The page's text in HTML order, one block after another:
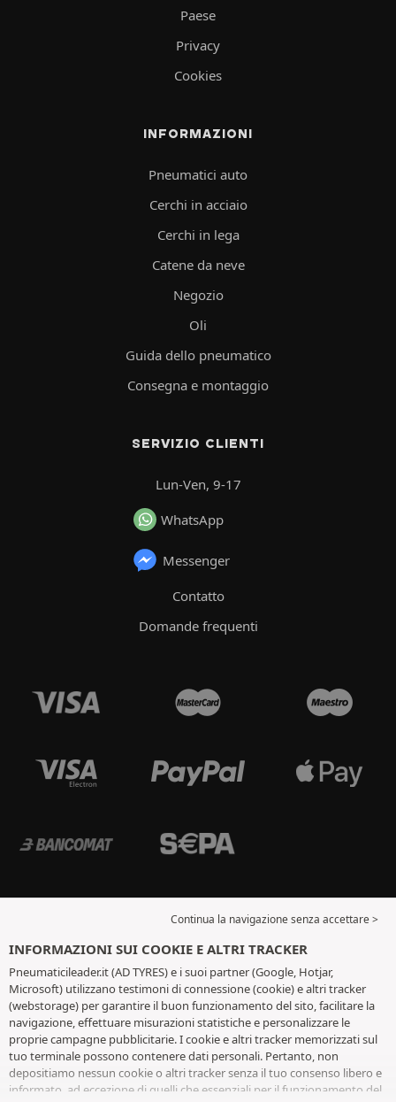
Paese
Privacy
Cookies
INFORMAZIONI
Pneumatici auto
Cerchi in acciaio
Cerchi in lega
Catene da neve
Negozio
Oli
Guida dello pneumatico
Consegna e montaggio
SERVIZIO CLIENTI
Lun-Ven, 9-17
WhatsApp
Messenger
Contatto
Domande frequenti
Continua la navigazione senza accettare >
INFORMAZIONI SUI COOKIE E ALTRI TRACKER
Pneumaticileader.it (AD TYRES) e i suoi partner (Google, Hotjar,
Microsoft) utilizzano testimoni di connessione (cookie) e altri tracker
(webstorage) per garantire il buon funzionamento del sito, facilitare la
navigazione, effettuare misurazioni statistiche e personalizzare le
proprie campagne pubblicitarie. I cookie e altri tracker memorizzati sul
tuo terminale possono contenere dati personali. Pertanto, non
depositiamo nessun cookie o altri tracker senza il tuo consenso libero e
informato, ad eccezione di quelli che essenziali per il funzionamento del